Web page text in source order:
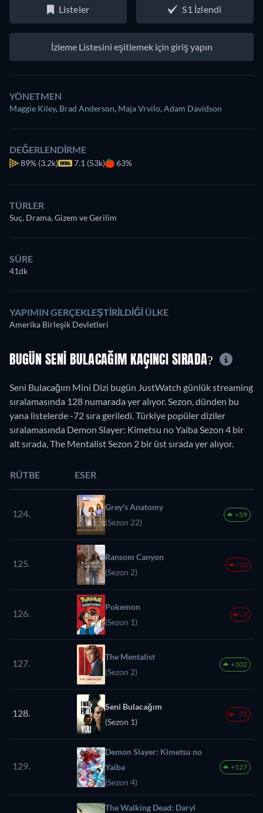
Listeler S1 İzlendi
İzleme Listesini eşitlemek için giriş yapın
YÖNETMEN
Maggie Kiley, Brad Anderson, Maja Vrvilo,Adam Davidson
DEĞERLENDIRME
89% (3.2k) 7.1 (53k) 63%
TÜRLER
Suç, Drama, Gizem ve Gerilim
SÜRE
41dk
YAPIMIN GERÇEKLEŞTIRILDIĞI ÜLKE
Amerika Birleşik Devletleri
BUGÜN SENI BULACAĞIM KAÇINCI SIRADA?
Seni Bulacağım Mini Dizi bugün JustWatch günlük streaming
sıralamasında 128 numarada yer alıyor. Sezon, dünden bu
yana listelerde -72 sıra geriledi. Türkiye popüler diziler
sıralamasında Demon Slayer: Kimetsu no Yaiba Sezon 4 bir
alt sırada, The Mentalist Sezon 2 bir üst sırada yer alıyor.
RÜTBE ESER
124.
Grey's Anatomy
(Sezon 22)
+59
125.
Ransom Canyon
(Sezon 2)
-10
126.
Pokemon
(Sezon 1)
-7
127.
The Mentalist
(Sezon 2)
+102
128.
Seni Bulacağım
(Sezon 1)
-72
129.
Demon Slayer: Kimetsu no
Yaiba
(Sezon 4)
+127
The Walking Dead: Daryl